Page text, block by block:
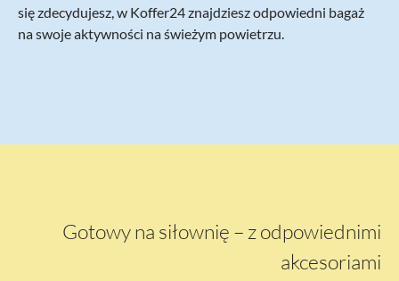
się zdecydujesz, w Koffer24 znajdziesz odpowiedni bagaż
na swoje aktywności na świeżym powietrzu.
Gotowy na siłownię – z odpowiednimi
akcesoriami